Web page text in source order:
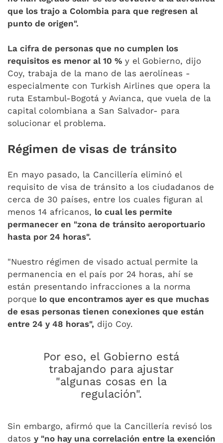
que los trajo a Colombia para que regresen al
punto de origen".
La cifra de personas que no cumplen los
requisitos es menor al 10 % y el Gobierno, dijo
Coy, trabaja de la mano de las aerolíneas -
especialmente con Turkish Airlines que opera la
ruta Estambul-Bogotá y Avianca, que vuela de la
capital colombiana a San Salvador- para
solucionar el problema.
Régimen de visas de tránsito
En mayo pasado, la Cancillería eliminó el
requisito de visa de tránsito a los ciudadanos de
cerca de 30 países, entre los cuales figuran al
menos 14 africanos, lo cual les permite
permanecer en "zona de tránsito aeroportuario
hasta por 24 horas".
"Nuestro régimen de visado actual permite la
permanencia en el país por 24 horas, ahí se
están presentando infracciones a la norma
porque lo que encontramos ayer es que muchas
de esas personas tienen conexiones que están
entre 24 y 48 horas", dijo Coy.
Por eso, el Gobierno está
trabajando para ajustar
"algunas cosas en la
regulación".
Sin embargo, afirmó que la Cancillería revisó los
datos y "no hay una correlación entre la exención